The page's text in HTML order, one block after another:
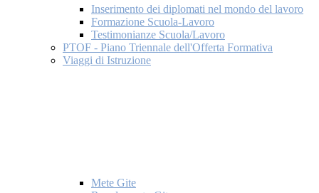
Inserimento dei diplomati nel mondo del lavoro
Formazione Scuola-Lavoro
Testimonianze Scuola/Lavoro
PTOF - Piano Triennale dell'Offerta Formativa
Viaggi di Istruzione
Mete Gite